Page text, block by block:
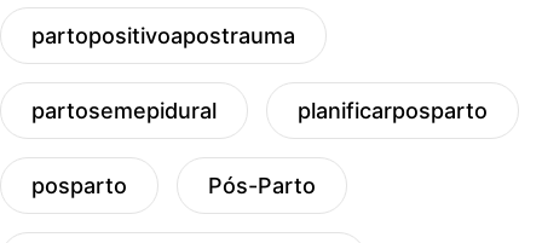
partopositivoapostrauma
partosemepidural planificarposparto
posparto Pós-Parto